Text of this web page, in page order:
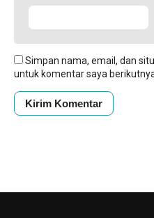
Simpan nama, email, dan
untuk komentar saya